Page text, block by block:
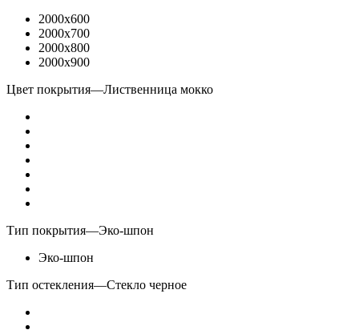
2000x600
2000x700
2000x800
2000x900
Цвет покрытия—Лиственница мокко
Тип покрытия—Эко-шпон
Эко-шпон
Тип остекления—Стекло черное